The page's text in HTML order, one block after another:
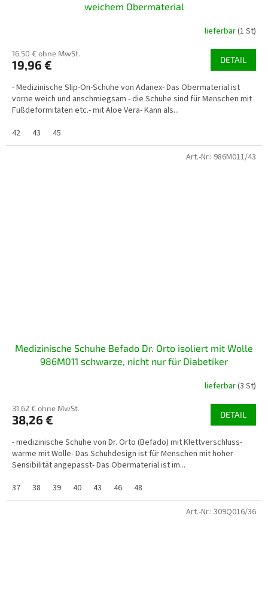
weichem Obermaterial
lieferbar(1 St)
16,50 € ohne MwSt.
19,96 € DETAIL
- Medizinische Slip-On-Schuhe von Adanex- Das Obermaterial ist
vorne weich und anschmiegsam - die Schuhe sind für Menschen mit
Fußdeformitäten etc.- mit Aloe Vera- Kann als...
42
43 45
Medizinische Schuhe Befado Dr. Orto isoliert mit Wolle
986M011 schwarze, nicht nur für Diabetiker
lieferbar(3 St)
31,62 € ohne MwSt.
38,26 € DETAIL
- medizinische Schuhe von Dr. Orto (Befado) mit Klettverschluss-
warme mit Wolle- Das Schuhdesign ist für Menschen mit hoher
Sensibilität angepasst- Das Obermaterial ist im...
37
38 39 40 43 46 48
Art.-Nr.: 986M011/43
Art.-Nr.: 309Q016/36